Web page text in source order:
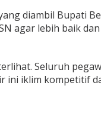
diambil Bupati
agar lebih baik
Seluruh
ini iklim kompetitif